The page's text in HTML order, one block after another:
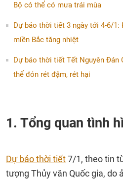
Bộ có thể có mưa trái mùa
Dự báo thời tiết 3 ngày tới 4-6/1:
miền Bắc tăng nhiệt
Dự báo thời tiết Tết Nguyên Đán
thể đón rét đậm, rét hại
1. Tổng quan tình
Dự báo thời tiết7/1, theo tin
tượng Thủy văn Quốc gia, do